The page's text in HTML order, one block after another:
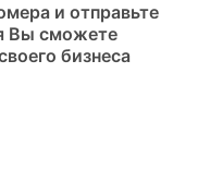
и отправьте
Вы сможете
бизнеса